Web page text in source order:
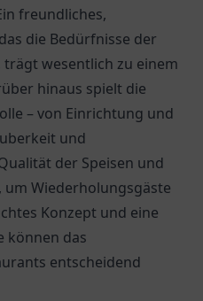
freundliches,
die Bedürfnisse der
wesentlich zu einem
hinaus spielt die
– von Einrichtung und
und
der Speisen und
um Wiederholungsgäste
Konzept und eine
können das
entscheidend